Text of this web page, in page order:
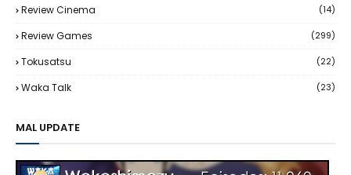
Review Cinema (14)
Review Games (299)
Tokusatsu (22)
Waka Talk (23)
MAL UPDATE